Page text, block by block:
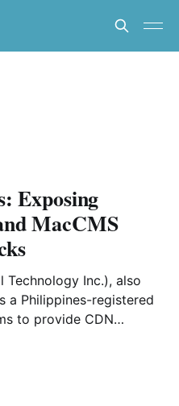
Exposing
MacCMS
a Philippines-registered
to provide CDN
Asia’s
scam operations. It